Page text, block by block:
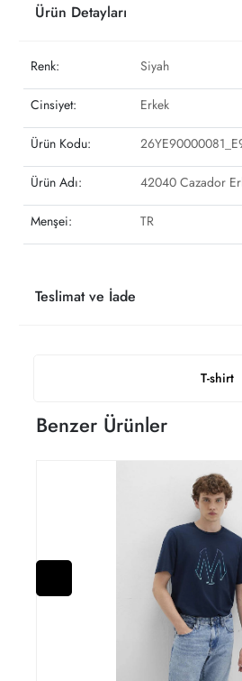
T-shirt
Ürün Detayları
Renk: Siyah
Cinsiyet: Erkek
Ürün Kodu:
Ürün Adı: 42040 Cazador
Menşei: TR
Teslimat ve İade
Benzer Ürünler